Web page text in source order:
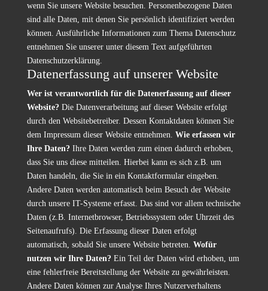
wenn Sie unsere Website besuchen. Personenbezogene Daten
sind alle Daten, mit denen Sie persönlich identifiziert werden
können. Ausführliche Informationen zum Thema Datenschutz
entnehmen Sie unserer unter diesem Text aufgeführten
Datenschutzerklärung.
Datenerfassung auf unserer Website
Wer ist verantwortlich für die Datenerfassung auf dieser
Website?Die Datenverarbeitung auf dieser Website erfolgt
durch den Websitebetreiber. Dessen Kontaktdaten können Sie
dem Impressum dieser Website entnehmen. Wie erfassen wir
Ihre Daten?Ihre Daten werden zum einen dadurch erhoben,
dass Sie uns diese mitteilen. Hierbei kann es sich z.B. um
Daten handeln, die Sie in ein Kontaktformular eingeben.
Andere Daten werden automatisch beim Besuch der Website
durch unsere IT-Systeme erfasst. Das sind vor allem technische
Daten (z.B. Internetbrowser, Betriebssystem oder Uhrzeit des
Seitenaufrufs). Die Erfassung dieser Daten erfolgt
automatisch, sobald Sie unsere Website betreten. Wofür
nutzen wir Ihre Daten?Ein Teil der Daten wird erhoben, um
eine fehlerfreie Bereitstellung der Website zu gewährleisten.
Andere Daten können zur Analyse Ihres Nutzerverhaltens